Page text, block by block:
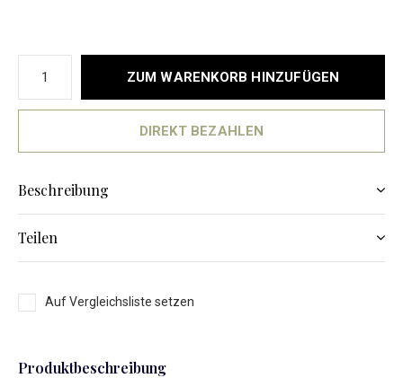
ZUM WARENKORB HINZUFÜGEN
DIREKT BEZAHLEN
Beschreibung
Teilen
Auf Vergleichsliste setzen
Produktbeschreibung